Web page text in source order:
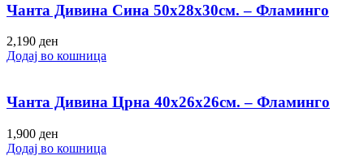
Чанта Дивина Сина 50х28х30см. – Фламинго
2,190 ден
Додај во кошница
Чанта Дивина Црна 40х26х26см. – Фламинго
1,900 ден
Додај во кошница